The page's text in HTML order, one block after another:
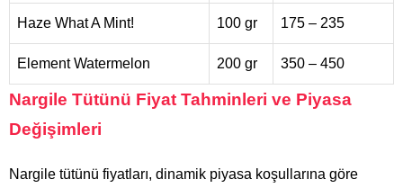
Haze What A Mint! 100 gr 175 – 235
Element Watermelon 200 gr 350 – 450
Nargile Tütünü Fiyat Tahminleri ve Piyasa
Değişimleri
Nargile tütünü fiyatları, dinamik piyasa koşullarına göre